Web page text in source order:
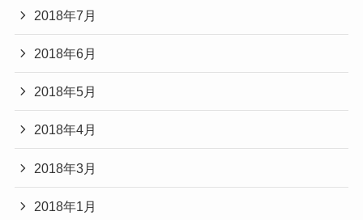
2018年7月
2018年6月
2018年5月
2018年4月
2018年3月
2018年1月